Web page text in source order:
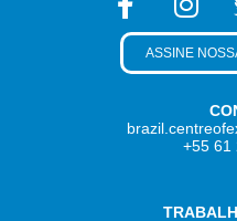
+55 61
ASSINE